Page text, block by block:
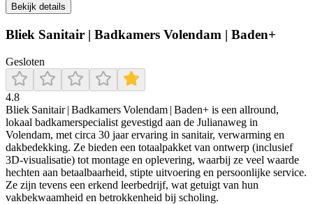
Bekijk details
Bliek Sanitair | Badkamers Volendam | Baden+
Gesloten
4.8
Bliek Sanitair | Badkamers Volendam | Baden+ is een allround,
lokaal badkamerspecialist gevestigd aan de Julianaweg in
Volendam, met circa 30 jaar ervaring in sanitair, verwarming en
dakbedekking. Ze bieden een totaalpakket van ontwerp (inclusief
3D‑visualisatie) tot montage en oplevering, waarbij ze veel waarde
hechten aan betaalbaarheid, stipte uitvoering en persoonlijke service.
Ze zijn tevens een erkend leerbedrijf, wat getuigt van hun
vakbekwaamheid en betrokkenheid bij scholing.